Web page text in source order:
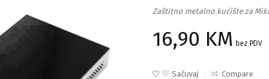
Zaštitno metalno kućište za
16,90 KM bez PDV
Sačuvaj Compare